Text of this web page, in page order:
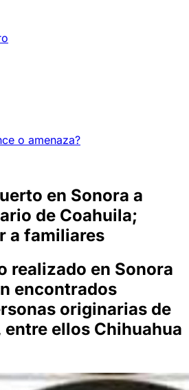
o amenaza?
en Sonora a
de Coahuila;
a familiares
realizado en Sonora
encontrados
originarias de
ellos Chihuahua